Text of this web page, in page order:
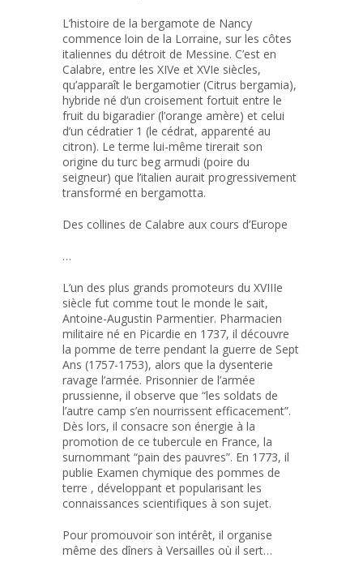
L’histoire de la bergamote de Nancy
commence loin de la Lorraine, sur les côtes
italiennes du détroit de Messine. C’est en
Calabre, entre les XIVe et XVIe siècles,
qu’apparaît le bergamotier (Citrus bergamia),
hybride né d’un croisement fortuit entre le
fruit du bigaradier (l’orange amère) et celui
d’un cédratier 1 (le cédrat, apparenté au
citron). Le terme lui-même tirerait son
origine du turc beg armudi (poire du
seigneur) que l’italien aurait progressivement
transformé en bergamotta.
Des collines de Calabre aux cours d’Europe
…
L’un des plus grands promoteurs du XVIIIe
siècle fut comme tout le monde le sait,
Antoine-Augustin Parmentier. Pharmacien
militaire né en Picardie en 1737, il découvre
la pomme de terre pendant la guerre de Sept
Ans (1757-1753), alors que la dysenterie
ravage l’armée. Prisonnier de l’armée
prussienne, il observe que “les soldats de
l’autre camp s’en nourrissent efficacement”.
Dès lors, il consacre son énergie à la
promotion de ce tubercule en France, la
surnommant “pain des pauvres”. En 1773, il
publie Examen chymique des pommes de
terre , développant et popularisant les
connaissances scientifiques à son sujet.
Pour promouvoir son intérêt, il organise
même des dîners à Versailles où il sert…